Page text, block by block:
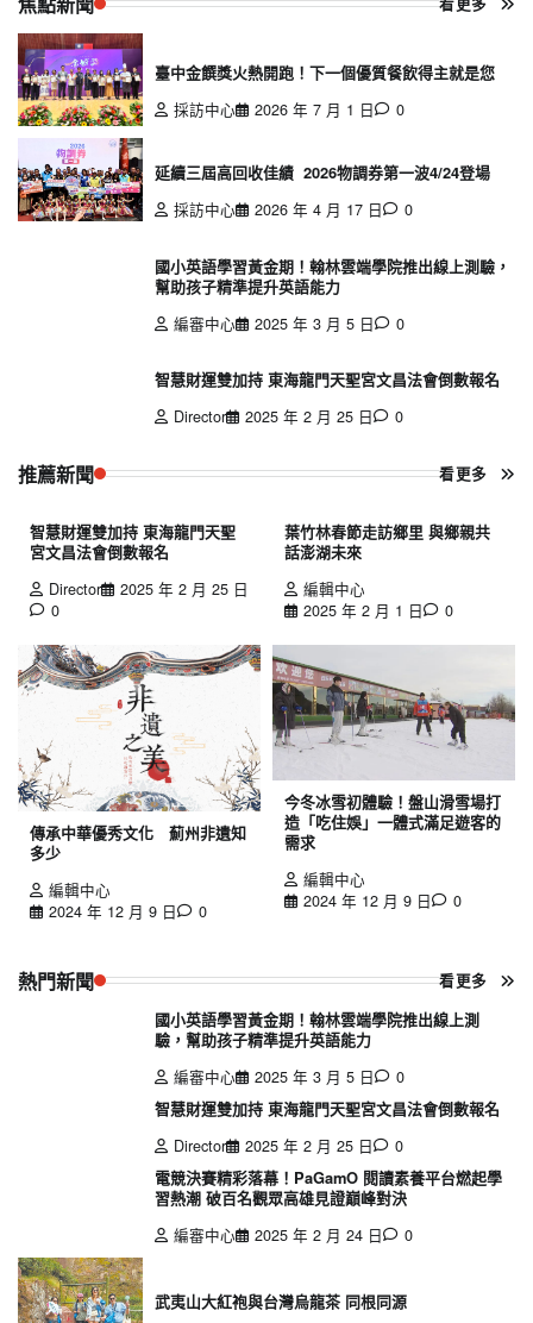
臺中金饌獎火熱開跑！下一個優質餐飲得主就是您
採訪中心
2026 年 7 月 1 日 0
延續三屆高回收佳績 2026物調券第一波4/24登場
採訪中心
2026 年 4 月 17 日 0
國小英語學習黃金期！翰林雲端學院推出線上測驗，
幫助孩子精準提升英語能力
編審中心
2025 年 3 月 5 日 0
智慧財運雙加持 東海龍門天聖宮文昌法會倒數報名
Director
2025 年 2 月 25 日 0
推薦新聞 看更多
智慧財運雙加持 東海龍門天聖
宮文昌法會倒數報名
Director
2025 年 2 月 25 日
0
葉竹林春節走訪鄉里 與鄉親共
話澎湖未來
編輯中心
2025 年 2 月 1 日
0
傳承中華優秀文化 薊州非遺知
多少
編輯中心
2024 年 12 月 9 日
0
今冬冰雪初體驗！盤山滑雪場打
造「吃住娛」一體式滿足遊客的
需求
編輯中心
2024 年 12 月 9 日
0
熱門新聞 看更多
國小英語學習黃金期！翰林雲端學院推出線上測
驗，幫助孩子精準提升英語能力
編審中心
2025 年 3 月 5 日
0
智慧財運雙加持 東海龍門天聖宮文昌法會倒數報名
Director
2025 年 2 月 25 日
0
電競決賽精彩落幕！PaGamO 閱讀素養平台燃起學
習熱潮 破百名觀眾高雄見證巔峰對決
編審中心
2025 年 2 月 24 日 0
武夷山大紅袍與台灣烏龍茶 同根同源